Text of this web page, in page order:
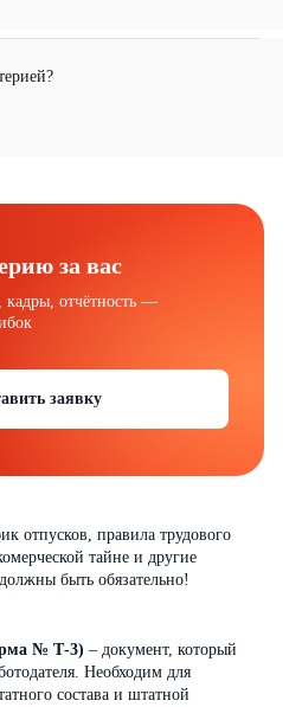
за вас
кадры, отчётность —
заявку
отпусков, правила трудового
тайне и другие
быть обязательно!
№ Т-3) – документ, который
Необходим для
состава и штатной